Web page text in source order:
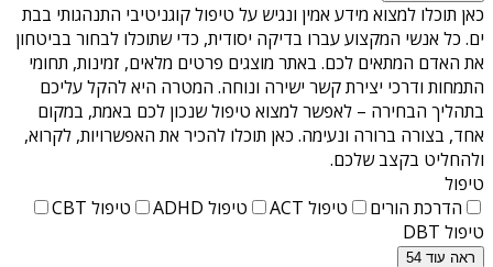
כאן תוכלו למצוא מידע אמין ונגיש על טיפול קוגניטיבי התנהגותי בבת
ים. כל אנשי המקצוע עברו בדיקה יסודית, כדי שתוכלו לבחור בביטחון
את האדם המתאים לכם. באתר מוצגים פרטים מלאים, זמינות, תחומי
התמחות ודרכי יצירת קשר ישירה ונוחה. המטרה היא להקל עליכם
בתהליך הבחירה – לאפשר למצוא טיפול שנכון לכם באמת, במקום
אחד, בצורה ברורה ונעימה. כאן תוכלו להכיר את האפשרויות, לקרוא,
ולהחליט בקצב שלכם.
טיפול
הדרכת הורים
טיפול ACT טיפול ADHD
טיפול CBT
טיפול DBT
ראה עוד 54